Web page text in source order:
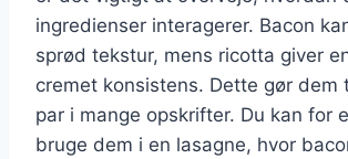
ingredienser interagerer. Bacon
sprød tekstur, mens ricotta giver
cremet konsistens. Dette gør dem
par i mange opskrifter. Du kan for
bruge dem i en lasagne, hvor